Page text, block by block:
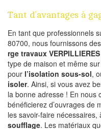
Tant d’avantages à
En tant que professionnels
80700, nous fournissons
rge travaux VERPILLIERES
type de maison et même
pour l’isolation sous-sol,
isoler. Ainsi, si vous avez
la bonne adresse ! En nous
bénéficierez d’ouvrages de
les savoir-faire
soufflage. Les matériaux